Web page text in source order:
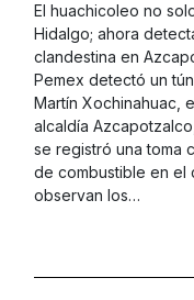
El huachicoleo no
Hidalgo; ahora
clandestina en
Pemex detectó un
Martín Xochinahuac,
alcaldía
se registró una toma
de combustible en el
observan los…